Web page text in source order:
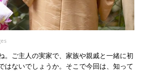
。ご主人の実家で、家族や親戚と一緒に初
はないでしょうか。そこで今回は、知って